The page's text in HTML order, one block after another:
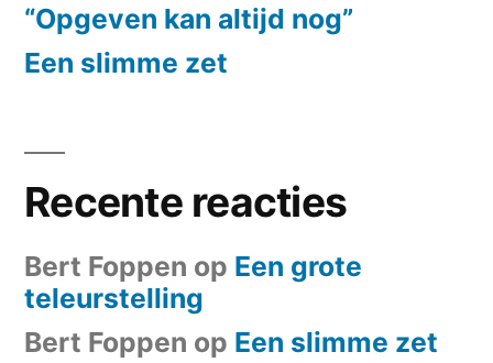
“Opgeven kan altijd nog”
Een slimme zet
Recente reacties
Bert Foppen op Een grote
teleurstelling
Bert Foppen op Een slimme zet